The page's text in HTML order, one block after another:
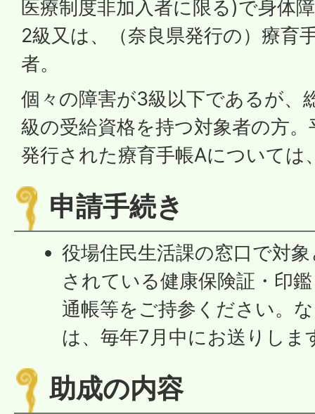
医療制度非加入者に限る)で身体
2級又は、（奈良県発行の）療育
者。
個々の障害が3級以下であるが、
級の受給資格を持つ対象者の方
発行された療育手帳Aについては
申請手続き
役場住民生活課の窓口で対
されている健康保険証・印
通帳等をご持参ください。
は、毎年7月中にお送りしま
助成の内容